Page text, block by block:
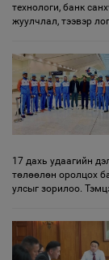
технологи, банк
жуулчлал, тээвэр
17 дахь удаагийн
төлөөлөн оролцох
улсыг зорилоо.